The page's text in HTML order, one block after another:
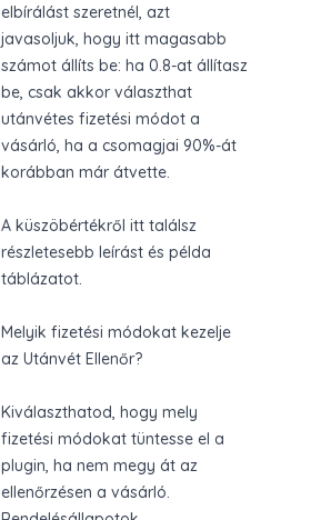
elbírálást szeretnél, azt
javasoljuk, hogy itt magasabb
számot állíts be: ha 0.8-at állítasz
be, csak akkor választhat
utánvétes fizetési módot a
vásárló, ha a csomagjai 90%-át
korábban már átvette.
A küszöbértékről itt találsz
részletesebb leírást és példa
táblázatot.
Melyik fizetési módokat kezelje
az Utánvét Ellenőr?
Kiválaszthatod, hogy mely
fizetési módokat tüntesse el a
plugin, ha nem megy át az
ellenőrzésen a vásárló.